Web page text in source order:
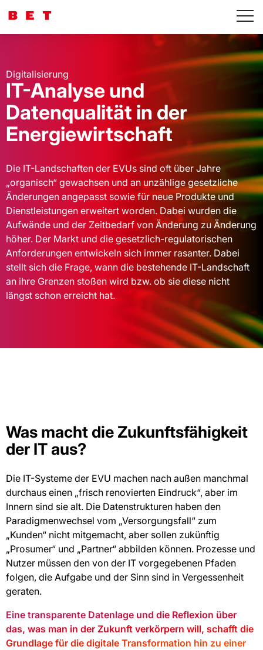
Digitalisierung
IT-Analyse und
Datenqualität in der
Energiewirtschaft
Die IT-Landschaften der EVUs sind oft über Jahre
„organisch“ gewachsen und an unzählige gesetzliche
Änderungen angepasst sowie für neue Produkte und
Dienstleistungen erweitert worden. Dabei wurden die
Aufwände und der Zeitbedarf von Änderung zu Änderung
höher. Der Markt und die gesetzlich-regulatorischen
Anforderungen entwickeln sich immer rasanter. Dabei
stellt sich die Frage, wann die bestehende IT-Landschaft
an ihre Grenzen stoßen wird bzw. ob sie diese nicht
längst schon erreicht hat.
Was macht die Zukunftsfähigkeit
der IT aus?
Die IT-Systeme der EVU machen nach außen manchmal
durchaus einen „frisch renovierten Eindruck“, aber im
Innern sind sie alt. Die Datenstrukturen haben den
Paradigmenwechsel vom „Versorgungsfall“ zum
„Kunden“ nicht mitgemacht, aber sollen zukünftig
„Prosumer“ und „Partner“ abbilden können. Prozesse und
Nutzer müssen den von der IT vorgegebenen Pfaden
folgen, die Aufgabe und der Sinn sind in Vergessenheit
geraten.
Eine transparente Datenlage und die Reflexion über
das, was man in der Zukunft verkörpern will, schafft die
Grundlage für die digitale Transformation hin zu einer